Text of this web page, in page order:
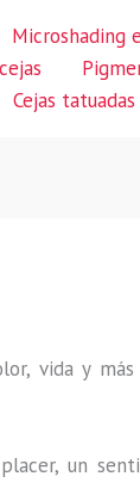
Microshading
Cejas tatuadas
vida y
un